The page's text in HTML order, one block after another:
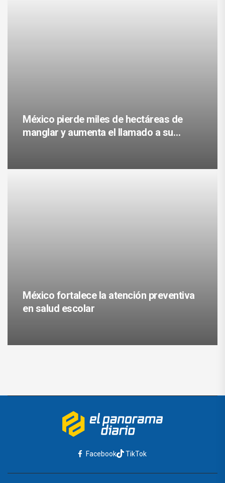
México pierde miles de hectáreas de
manglar y aumenta el llamado a su
México fortalece la atención preventiva
en salud escolar
Facebook TikTok